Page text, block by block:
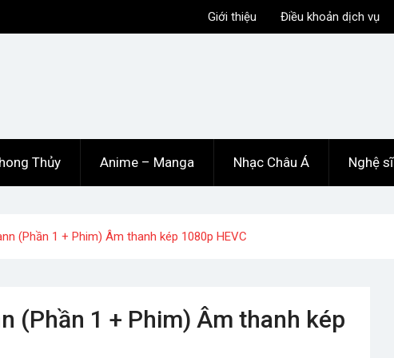
Giới thiệu Điều khoản dịch vụ
Thủy Anime – Manga Nhạc Châu Á Nghệ sĩ
(Phần 1 + Phim) Âm thanh kép 1080p HEVC
(Phần 1 + Phim) Âm thanh kép